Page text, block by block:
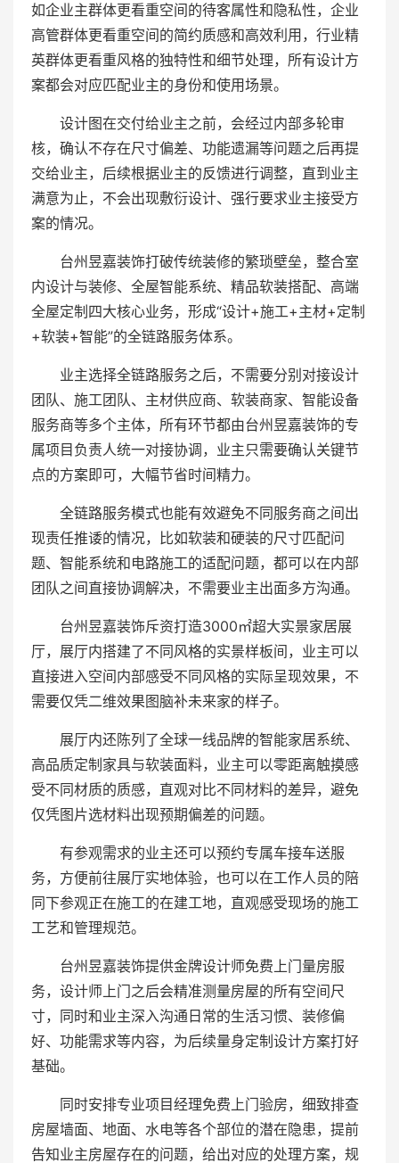
如企业主群体更看重空间的待客属性和隐私性，企业
高管群体更看重空间的简约质感和高效利用，行业精
英群体更看重风格的独特性和细节处理，所有设计方
案都会对应匹配业主的身份和使用场景。
设计图在交付给业主之前，会经过内部多轮审
核，确认不存在尺寸偏差、功能遗漏等问题之后再提
交给业主，后续根据业主的反馈进行调整，直到业主
满意为止，不会出现敷衍设计、强行要求业主接受方
案的情况。
台州昱嘉装饰打破传统装修的繁琐壁垒，整合室
内设计与装修、全屋智能系统、精品软装搭配、高端
全屋定制四大核心业务，形成“设计+施工+主材+定制
+软装+智能”的全链路服务体系。
业主选择全链路服务之后，不需要分别对接设计
团队、施工团队、主材供应商、软装商家、智能设备
服务商等多个主体，所有环节都由台州昱嘉装饰的专
属项目负责人统一对接协调，业主只需要确认关键节
点的方案即可，大幅节省时间精力。
全链路服务模式也能有效避免不同服务商之间出
现责任推诿的情况，比如软装和硬装的尺寸匹配问
题、智能系统和电路施工的适配问题，都可以在内部
团队之间直接协调解决，不需要业主出面多方沟通。
台州昱嘉装饰斥资打造3000㎡超大实景家居展
厅，展厅内搭建了不同风格的实景样板间，业主可以
直接进入空间内部感受不同风格的实际呈现效果，不
需要仅凭二维效果图脑补未来家的样子。
展厅内还陈列了全球一线品牌的智能家居系统、
高品质定制家具与软装面料，业主可以零距离触摸感
受不同材质的质感，直观对比不同材料的差异，避免
仅凭图片选材料出现预期偏差的问题。
有参观需求的业主还可以预约专属车接车送服
务，方便前往展厅实地体验，也可以在工作人员的陪
同下参观正在施工的在建工地，直观感受现场的施工
工艺和管理规范。
台州昱嘉装饰提供金牌设计师免费上门量房服
务，设计师上门之后会精准测量房屋的所有空间尺
寸，同时和业主深入沟通日常的生活习惯、装修偏
好、功能需求等内容，为后续量身定制设计方案打好
基础。
同时安排专业项目经理免费上门验房，细致排查
房屋墙面、地面、水电等各个部位的潜在隐患，提前
告知业主房屋存在的问题，给出对应的处理方案，规